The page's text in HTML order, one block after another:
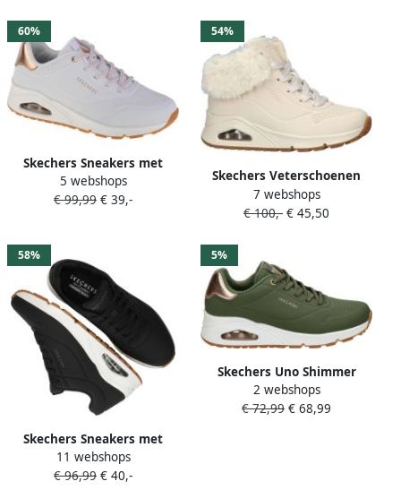
comfort binnenzool
60%
Skechers Sneakers met
sleehak UNO STAND ON AIR
Vrijetijdsschoen lage
5 webshops
€ 99,99 € 39,-
54%
Skechers Veterschoenen
UNO RUGGED FALL AIR
Winterlaarzen met Air-
7 webshops
€ 100,- € 45,50
58%
Skechers Sneakers met
sleehak Uno Stand on Air
Vrijetijdsschoen lage
11 webshops
€ 96,99 € 40,-
5%
Skechers Uno Shimmer
Away dames sneakers
groen Extra comfort
2 webshops
€ 72,99 € 68,99